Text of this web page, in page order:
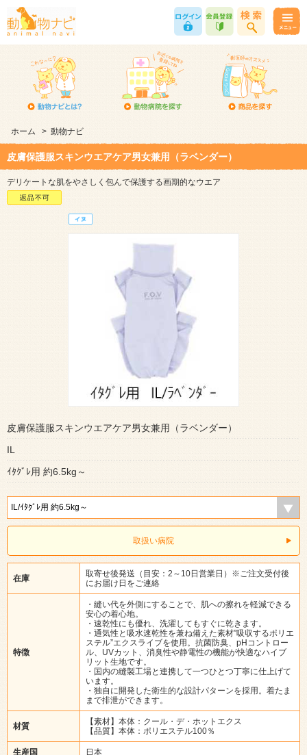
ホーム > 動物ナビ
皮膚保護服スキンウエアケア男女兼用（ラベンダー）
デリケートな肌をやさしく包んで保護する画期的なウエア
皮膚保護服スキンウエアケア男女兼用（ラベンダー）
IL
ｲﾀｸﾞﾚ用 約6.5kg～
取扱い病院
在庫
取寄せ後発送（目安：2～10日営業日）※ご注文受付後
にお届け日をご連絡
特徴
・縫い代を外側にすることで、肌への擦れを軽減できる
安心の着心地。
・速乾性にも優れ、洗濯してもすぐに乾きます。
・通気性と吸水速乾性を兼ね備えた素材”吸収するポリエ
ステル”エクスライブを使用。抗菌防臭、pHコントロー
ル、UVカット、消臭性や静電性の機能が快適なハイブ
リット生地です。
・国内の縫製工場と連携して一つひとつ丁寧に仕上げて
います。
・独自に開発した衛生的な設計パターンを採用。着たま
まで排泄ができます。
材質
【素材】本体：クール・デ・ホットエクス
【品質】本体：ポリエステル100％
生産国 日本